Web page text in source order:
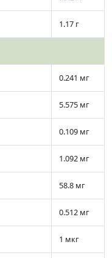
1.17 г
0.241 мг
5.575 мг
0.109 мг
1.092 мг
58.8 мг
0.512 мг
1 мкг